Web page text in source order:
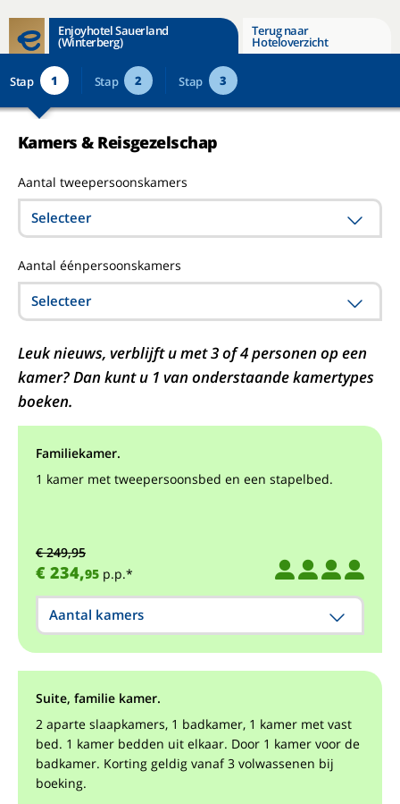
Enjoyhotel Sauerland
(Winterberg)
Terug naar
Hoteloverzicht
Stap 1 Stap 2 Stap 3
Kamers & Reisgezelschap
Aantal tweepersoonskamers
Selecteer
Aantal éénpersoonskamers
Selecteer
Leuk nieuws, verblijft u met 3 of 4 personen op een
kamer? Dan kunt u 1 van onderstaande kamertypes
boeken.
Familiekamer.
1 kamer met tweepersoonsbed en een stapelbed.
€ 249,95
€ 234,95 p.p.*
Aantal kamers
Suite, familie kamer.
2 aparte slaapkamers, 1 badkamer, 1 kamer met vast
bed. 1 kamer bedden uit elkaar. Door 1 kamer voor de
badkamer. Korting geldig vanaf 3 volwassenen bij
boeking.